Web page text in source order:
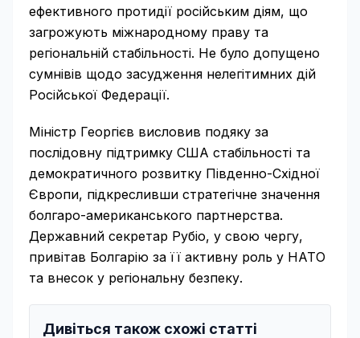
ефективного протидії російським діям, що
загрожують міжнародному праву та
регіональній стабільності. Не було допущено
сумнівів щодо засудження нелегітимних дій
Російської Федерації.
Міністр Георгієв висловив подяку за
послідовну підтримку США стабільності та
демократичного розвитку Південно-Східної
Європи, підкресливши стратегічне значення
болгаро-американського партнерства.
Державний секретар Рубіо, у свою чергу,
привітав Болгарію за її активну роль у НАТО
та внесок у регіональну безпеку.
Дивіться також схожі статті